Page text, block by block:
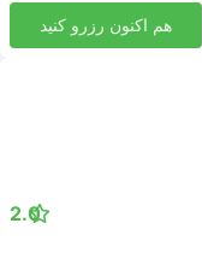
هم اکنون رزرو کنید
2.0